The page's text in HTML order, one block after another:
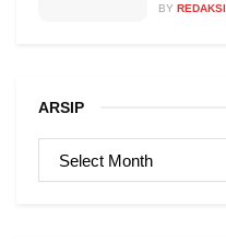
BY REDAKSI
ARSIP